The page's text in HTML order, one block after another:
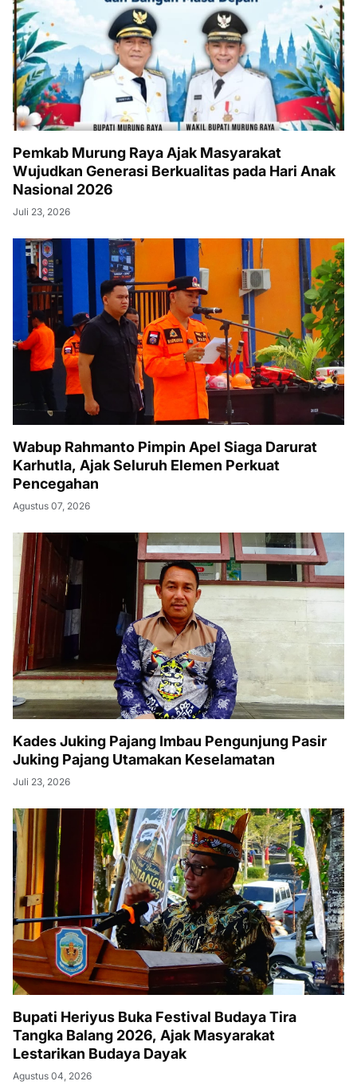
Pemkab Murung Raya Ajak Masyarakat
Wujudkan Generasi Berkualitas pada Hari Anak
Nasional 2026
Juli 23, 2026
Wabup Rahmanto Pimpin Apel Siaga Darurat
Karhutla, Ajak Seluruh Elemen Perkuat
Pencegahan
Agustus 07, 2026
Kades Juking Pajang Imbau Pengunjung Pasir
Juking Pajang Utamakan Keselamatan
Juli 23, 2026
Bupati Heriyus Buka Festival Budaya Tira
Tangka Balang 2026, Ajak Masyarakat
Lestarikan Budaya Dayak
Agustus 04, 2026